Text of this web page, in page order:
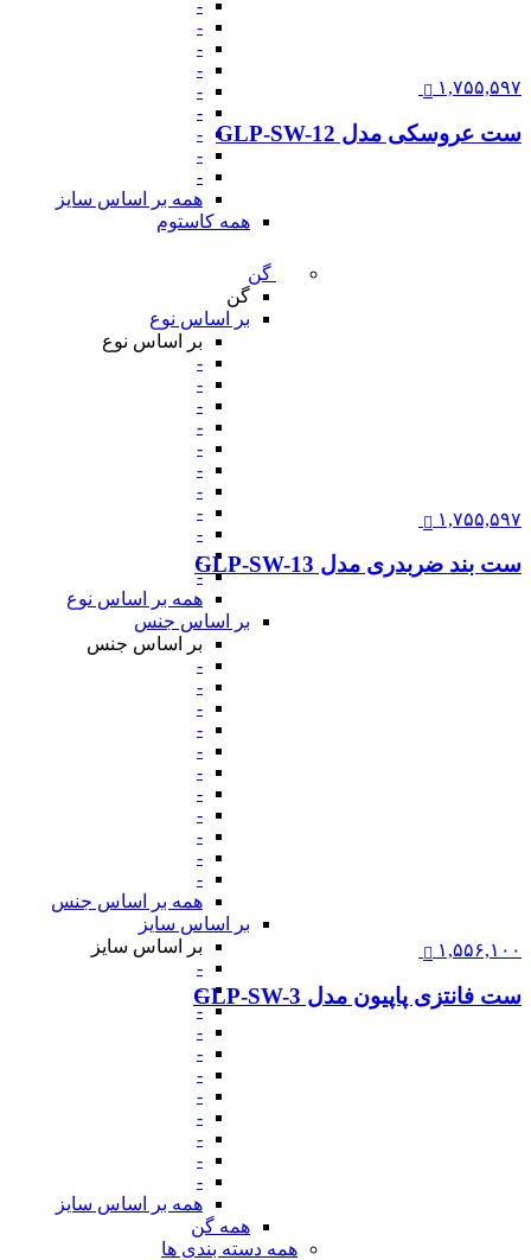
-
-
-
-
-
-
-
-
-
همه بر اساس سایز
همه کاستوم
گن
گن
بر اساس نوع
بر اساس نوع
-
-
-
-
-
-
-
-
-
-
-
همه بر اساس نوع
بر اساس جنس
بر اساس جنس
-
-
-
-
-
-
-
-
-
-
-
همه بر اساس جنس
بر اساس سایز
بر اساس سایز
-
-
-
-
-
-
-
-
-
-
-
همه بر اساس سایز
همه گن
همه دسته بندی ها
۱,۷۵۵,۵۹۷
ست عروسکی مدل GLP-SW-12
۱,۷۵۵,۵۹۷
ست بند ضربدری مدل GLP-SW-13
۱,۵۵۶,۱۰۰
ست فانتزی پاپیون مدل GLP-SW-3